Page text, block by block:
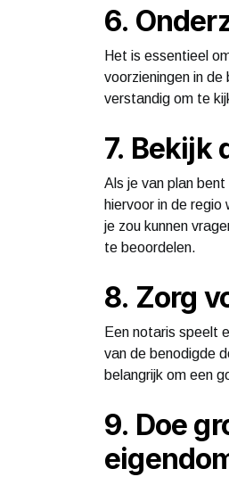
6.
Het is essentieel
voorzieningen in
verstandig om te
7. Bekijk
Als je van plan
hiervoor in de
je zou kunnen
te beoordelen.
8. Zorg
Een notaris speelt
van de benodigde
belangrijk om een
9. Doe